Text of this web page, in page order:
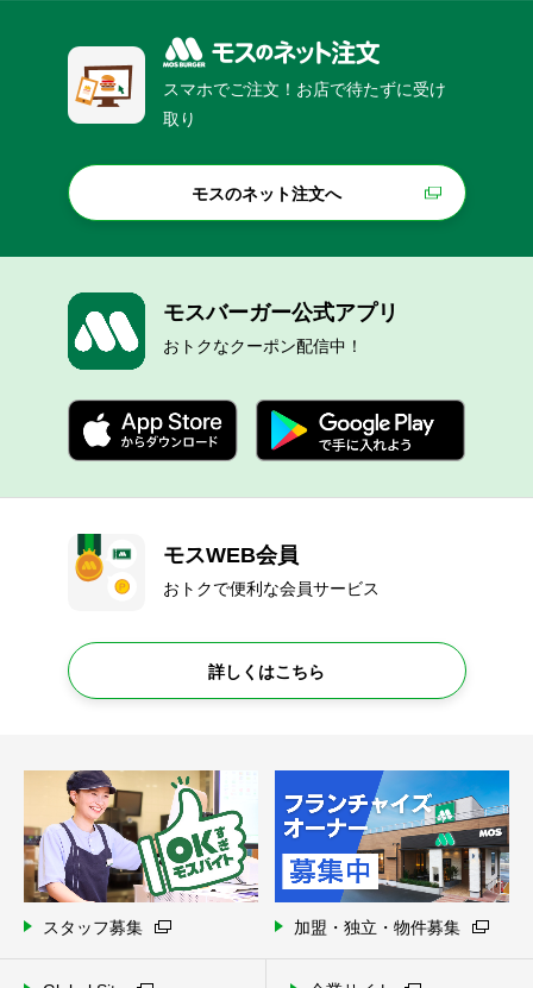
スマホでご注文！お店で待たずに受け
取り
モスのネット注文へ
モスバーガー公式アプリ
おトクなクーポン配信中！
モスWEB会員
おトクで便利な会員サービス
詳しくはこちら
スタッフ募集 加盟・独立・物件募集